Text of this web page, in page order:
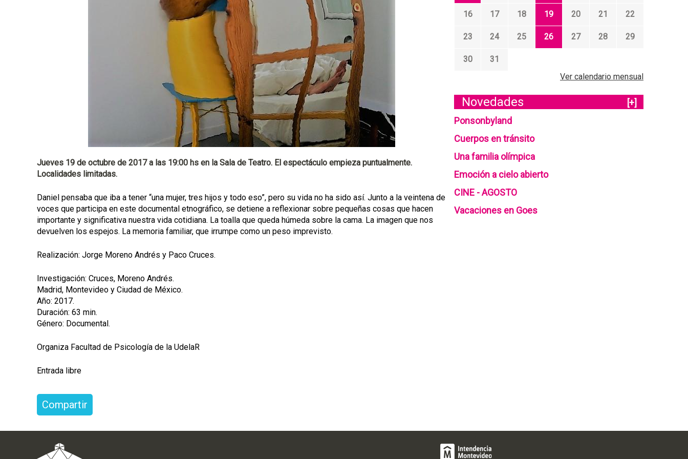
Jueves 19 de octubre de 2017 a las 19:00 hs en la Sala de Teatro. El espectáculo empieza puntualmente.
Localidades limitadas.
Daniel pensaba que iba a tener “una mujer, tres hijos y todo eso”, pero su vida no ha sido así. Junto a la veintena de
voces que participa en este documental etnográfico, se detiene a reflexionar sobre pequeñas cosas que hacen
importante y significativa nuestra vida cotidiana. La toalla que queda húmeda sobre la cama. La imagen que nos
devuelven los espejos. La memoria familiar, que irrumpe como un peso imprevisto.
Realización: Jorge Moreno Andrés y Paco Cruces.
Investigación: Cruces, Moreno Andrés.
Madrid, Montevideo y Ciudad de México.
Año: 2017.
Duración: 63 min.
Género: Documental.
Organiza Facultad de Psicología de la UdelaR
Entrada libre
Compartir
16 17 18 19 20 21 22
23 24 25 26 27 28 29
30
31
Ver calendario mensual
Novedades
[+]
Ponsonbyland
Cuerpos en tránsito
Una familia olímpica
Emoción a cielo abierto
CINE - AGOSTO
Vacaciones en Goes